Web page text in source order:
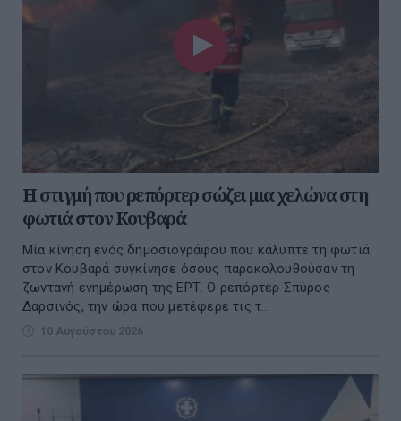
Η στιγμή που ρεπόρτερ σώζει μια χελώνα στη
φωτιά στον Κουβαρά
Μία κίνηση ενός δημοσιογράφου που κάλυπτε τη φωτιά
στον Κουβαρά συγκίνησε όσους παρακολουθούσαν τη
ζωντανή ενημέρωση της ΕΡΤ. Ο ρεπόρτερ Σπύρος
Δαρσινός, την ώρα που μετέφερε τις τ...
10 Αυγούστου 2026